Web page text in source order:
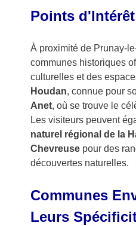
Points
À proximité de Prunay-
communes historiques
culturelles et des
Houdan, connue pour
Anet, où se trouve le
Les visiteurs peuvent
naturel régional de la
Chevreusepour des
découvertes naturelles.
Communes
Leurs